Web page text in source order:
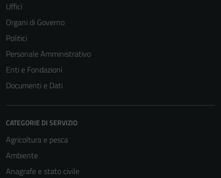
Uffici
Organi di Governo
Politici
Personale Amministrativo
Enti e Fondazioni
Documenti e Dati
CATEGORIE DI SERVIZIO
Agricoltura e pesca
Ambiente
Anagrafe e stato civile